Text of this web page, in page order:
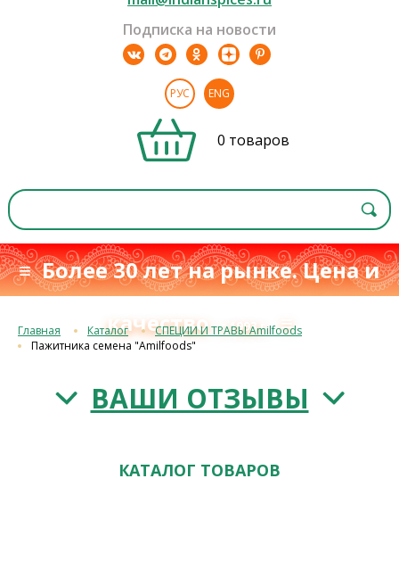
Подписка на новости
РУС ENG
0 товаров
≡ Более 30 лет на рынке. Цена и
качествос 1993 г.≡
Главная Каталог
СПЕЦИИ И ТРАВЫ Amilfoods
Пажитника семена "Amilfoods"
ВАШИ ОТЗЫВЫ
КАТАЛОГ ТОВАРОВ